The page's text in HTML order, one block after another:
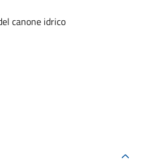
canone idrico